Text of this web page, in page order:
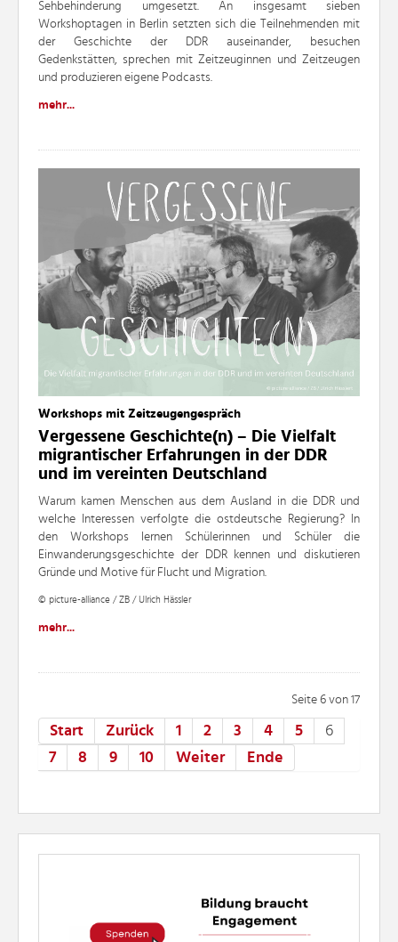
Sehbehinderung umgesetzt. An insgesamt sieben
Workshoptagen in Berlin setzten sich die Teilnehmenden mit
der Geschichte der DDR auseinander, besuchen
Gedenkstätten, sprechen mit Zeitzeuginnen und Zeitzeugen
und produzieren eigene Podcasts.
mehr...
Workshops mit Zeitzeugengespräch
Vergessene Geschichte(n) – Die Vielfalt
migrantischer Erfahrungen in der DDR
und im vereinten Deutschland
Warum kamen Menschen aus dem Ausland in die DDR und
welche Interessen verfolgte die ostdeutsche Regierung? In
den Workshops lernen Schülerinnen und Schüler die
Einwanderungsgeschichte der DDR kennen und diskutieren
Gründe und Motive für Flucht und Migration.
© picture-alliance / ZB / Ulrich Hässler
mehr...
Seite 6 von 17
Start Zurück 1 2 3 4 5
6
7
8 9 10 Weiter Ende